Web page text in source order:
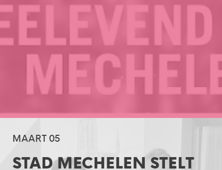
MAART 05
STAD MECHELEN STELT